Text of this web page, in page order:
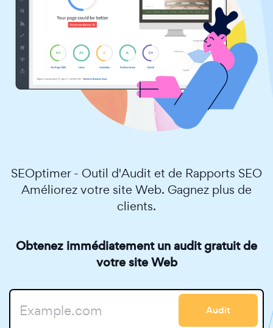
SEOptimer - Outil d'Audit et de Rapports SEO
Améliorez votre site Web. Gagnez plus de
clients.
Obtenez immédiatement un audit gratuit de
votre site Web
Audit